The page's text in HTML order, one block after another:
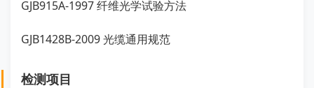
GJB915A-1997 纤维光学试验方法
GJB1428B-2009 光缆通用规范
检测项目